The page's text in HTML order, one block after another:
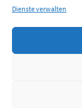
Dienste verwalten